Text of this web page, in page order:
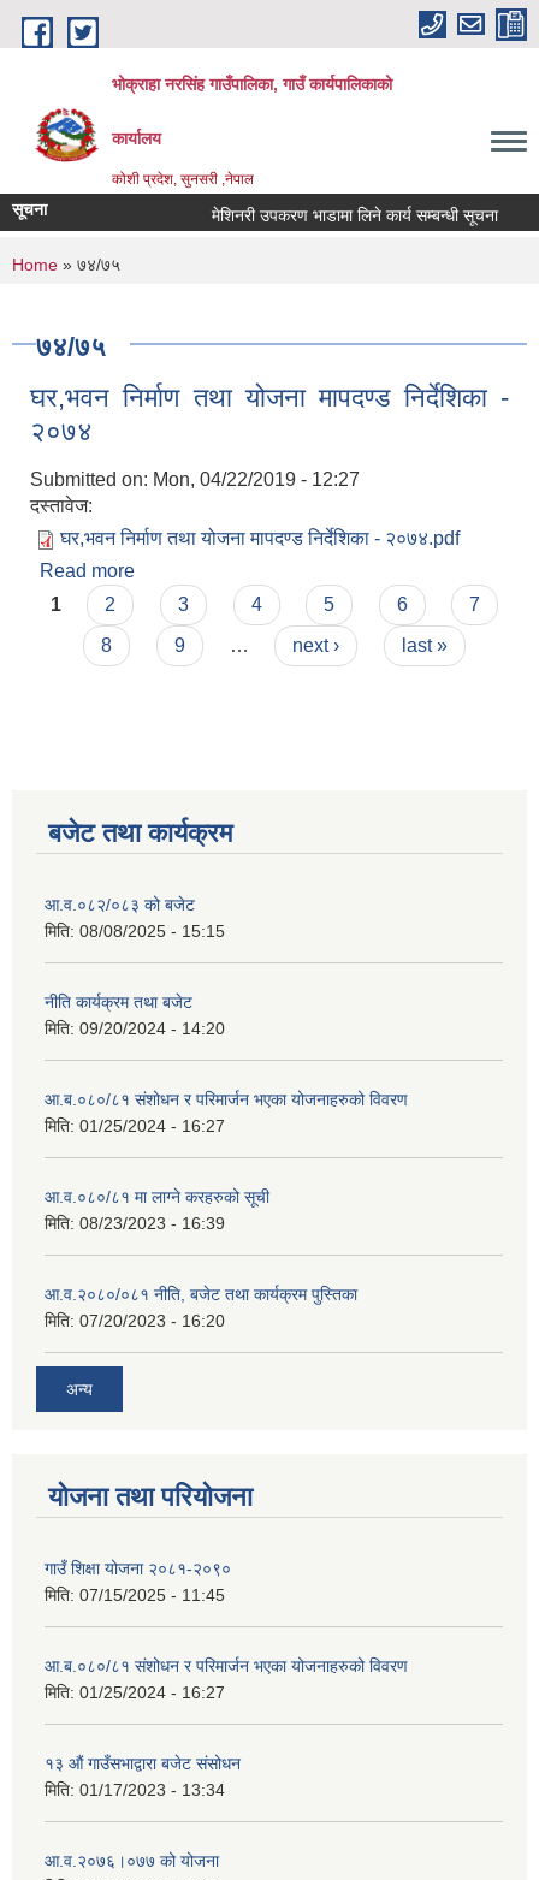
Skip to main content
भोक्राहा नरसिंह गाउँपालिका, गाउँ कार्यपालिकाको
कार्यालय
कोशी प्रदेश, सुनसरी ,नेपाल
सूचना मेशिनरी उपकरण भाडामा लिने कार्य सम्बन्धी सूचना
You are here
Home » ७४/७५
७४/७५
घर,भवन निर्माण तथा योजना मापदण्ड निर्देशिका -
२०७४
Submitted on: Mon, 04/22/2019 - 12:27
दस्तावेज:
घर,भवन निर्माण तथा योजना मापदण्ड निर्देशिका - २०७४.pdf
Read more
२०७४
Pages
1 2 3 4 5 6
7
8
9 … next › last »
बजेट तथा कार्यक्रम
आ.व.०८२/०८३ को बजेट
मिति: 08/08/2025 - 15:15
नीति कार्यक्रम तथा बजेट
मिति: 09/20/2024 - 14:20
आ.ब.०८०/८१ संशोधन र परिमार्जन भएका योजनाहरुको विवरण
मिति: 01/25/2024 - 16:27
आ.व.०८०/८१ मा लाग्ने करहरुको सूची
मिति: 08/23/2023 - 16:39
आ.व.२०८०/०८१ नीति, बजेट तथा कार्यक्रम पुस्तिका
मिति: 07/20/2023 - 16:20
अन्य
योजना तथा परियोजना
गाउँ शिक्षा योजना २०८१-२०९०
मिति: 07/15/2025 - 11:45
आ.ब.०८०/८१ संशोधन र परिमार्जन भएका योजनाहरुको विवरण
मिति: 01/25/2024 - 16:27
१३ औं गाउँसभाद्वारा बजेट संसोधन
मिति: 01/17/2023 - 13:34
आ‍.व.२०७६।०७७ को योजना